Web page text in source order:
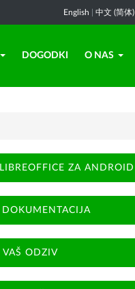
English 中文 (简体)
DOGODKI O NAS
LIBREOFFICE ZA ANDROID
DOKUMENTACIJA
VAŠ ODZIV